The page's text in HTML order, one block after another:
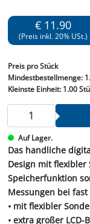
€ 11.90
(Preis inkl. 20% USt.)
Preis pro Stück
Mindestbestellmenge:
Kleinste Einheit:1.00
Auf Lager.
Das handliche
Design mit flexibler
Speicherfunktion
Messungen bei
• mit flexibler Sonde
• extra großer